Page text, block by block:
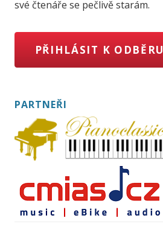
své čtenáře se pečlivě starám.
PŘIHLÁSIT K ODBĚRU
PARTNEŘI